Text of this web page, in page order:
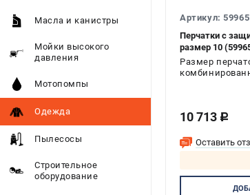
Масла и канистры
Мойки высокого
давления
Мотопомпы
Одежда
Пылесосы
Строительное
оборудование
Артикул:
Перчатки с
размер 10
Размер
10 713 c
Оставить